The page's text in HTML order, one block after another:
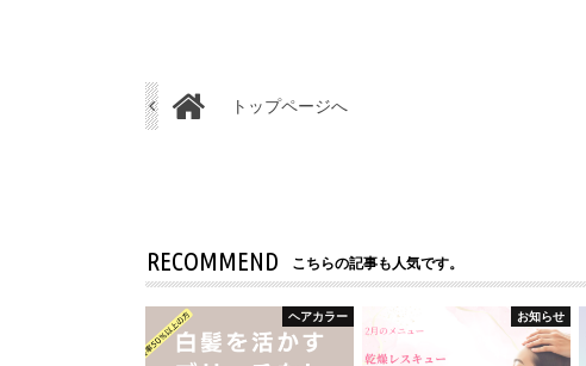
トップページへ
RECOMMEND こちらの記事も人気です。
ヘアカラー お知らせ